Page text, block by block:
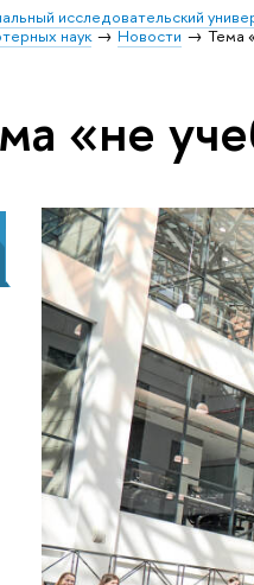
исследовательский
наук
Новости Тема
«не